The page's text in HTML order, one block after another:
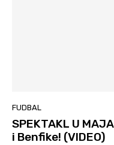
FUDBAL
SPEKTAKL U
i Benfike! (VIDEO)